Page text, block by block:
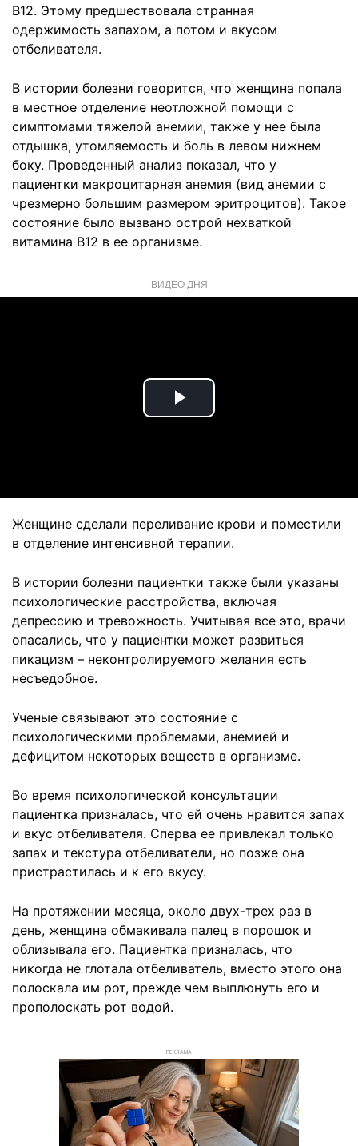
B12. Этому предшествовала странная
одержимость запахом, а потом и вкусом
отбеливателя.
В истории болезни говорится, что женщина попала
в местное отделение неотложной помощи с
симптомами тяжелой анемии, также у нее была
отдышка, утомляемость и боль в левом нижнем
боку. Проведенный анализ показал, что у
пациентки макроцитарная анемия (вид анемии с
чрезмерно большим размером эритроцитов). Такое
состояние было вызвано острой нехваткой
витамина B12 в ее организме.
ВИДЕО ДНЯ
Play
Женщине сделали переливание крови и поместили
в отделение интенсивной терапии.
В истории болезни пациентки также были указаны
психологические расстройства, включая
депрессию и тревожность. Учитывая все это, врачи
опасались, что у пациентки может развиться
пикацизм – неконтролируемого желания есть
несъедобное.
Ученые связывают это состояние с
психологическими проблемами, анемией и
дефицитом некоторых веществ в организме.
Во время психологической консультации
пациентка призналась, что ей очень нравится запах
и вкус отбеливателя. Сперва ее привлекал только
запах и текстура отбеливатели, но позже она
пристрастилась и к его вкусу.
На протяжении месяца, около двух-трех раз в
день, женщина обмакивала палец в порошок и
облизывала его. Пациентка призналась, что
никогда не глотала отбеливатель, вместо этого она
полоскала им рот, прежде чем выплюнуть его и
прополоскать рот водой.
РЕКЛАМА